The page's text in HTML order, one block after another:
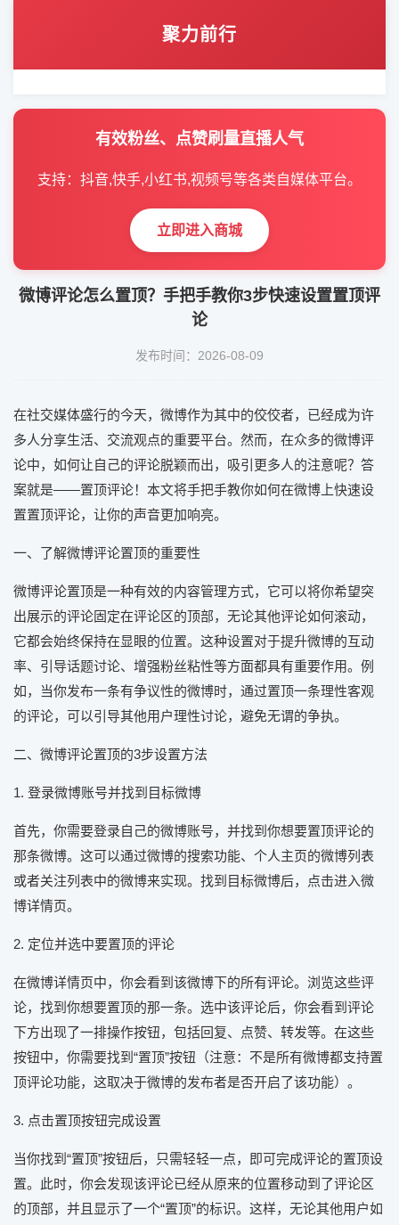
聚力前行
有效粉丝、点赞刷量直播人气
支持：抖音,快手,小红书,视频号等各类自媒体平台。
立即进入商城
微博评论怎么置顶？手把手教你3步快速设置置顶评
论
发布时间：2026-08-09
在社交媒体盛行的今天，微博作为其中的佼佼者，已经成为许
多人分享生活、交流观点的重要平台。然而，在众多的微博评
论中，如何让自己的评论脱颖而出，吸引更多人的注意呢？答
案就是——置顶评论！本文将手把手教你如何在微博上快速设
置置顶评论，让你的声音更加响亮。
一、了解微博评论置顶的重要性
微博评论置顶是一种有效的内容管理方式，它可以将你希望突
出展示的评论固定在评论区的顶部，无论其他评论如何滚动，
它都会始终保持在显眼的位置。这种设置对于提升微博的互动
率、引导话题讨论、增强粉丝粘性等方面都具有重要作用。例
如，当你发布一条有争议性的微博时，通过置顶一条理性客观
的评论，可以引导其他用户理性讨论，避免无谓的争执。
二、微博评论置顶的3步设置方法
1. 登录微博账号并找到目标微博
首先，你需要登录自己的微博账号，并找到你想要置顶评论的
那条微博。这可以通过微博的搜索功能、个人主页的微博列表
或者关注列表中的微博来实现。找到目标微博后，点击进入微
博详情页。
2. 定位并选中要置顶的评论
在微博详情页中，你会看到该微博下的所有评论。浏览这些评
论，找到你想要置顶的那一条。选中该评论后，你会看到评论
下方出现了一排操作按钮，包括回复、点赞、转发等。在这些
按钮中，你需要找到“置顶”按钮（注意：不是所有微博都支持置
顶评论功能，这取决于微博的发布者是否开启了该功能）。
3. 点击置顶按钮完成设置
当你找到“置顶”按钮后，只需轻轻一点，即可完成评论的置顶设
置。此时，你会发现该评论已经从原来的位置移动到了评论区
的顶部，并且显示了一个“置顶”的标识。这样，无论其他用户如